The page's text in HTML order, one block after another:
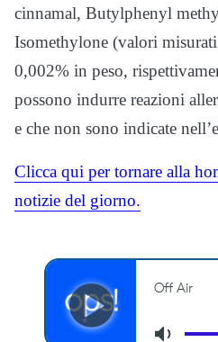
cinnamal, Butylphenyl
Isomethylone (valori
0,002% in peso,
possono indurre reazioni
e che non sono indicate
Clicca qui per tornare alla
notizie del giorno.